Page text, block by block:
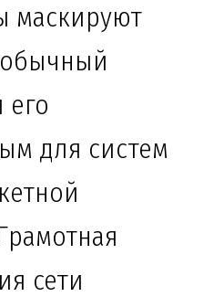
маскируют
его
для систем
сети